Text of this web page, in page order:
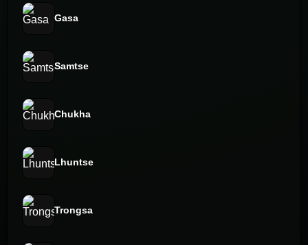
Gasa
Samtse
Chukha
Lhuntse
Trongsa